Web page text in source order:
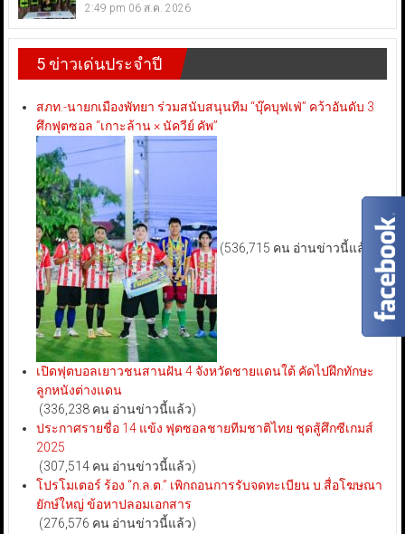
2:49 pm 06 ส.ค. 2026
5 ข่าวเด่นประจำปี
สภท.-นายกเมืองพัทยา ร่วมสนับสนุนทีม “บุ๊คบุฟเฟ่” คว้าอันดับ 3
ศึกฟุตซอล “เกาะล้าน × นัควีย์ คัพ”
(536,715 คน อ่านข่าวนี้แล้ว)
เปิดฟุตบอลเยาวชนสานฝัน 4 จังหวัดชายแดนใต้ คัดไปฝึกทักษะ
ลูกหนังต่างแดน
(336,238 คน อ่านข่าวนี้แล้ว)
ประกาศรายชื่อ 14 แข้ง ฟุตซอลชายทีมชาติไทย ชุดสู้ศึกซีเกมส์
2025
(307,514 คน อ่านข่าวนี้แล้ว)
โปรโมเตอร์ ร้อง “ก.ล.ต.” เพิกถอนการรับจดทะเบียน บ.สื่อโฆษณา
ยักษ์ใหญ่ ข้อหาปลอมเอกสาร
(276,576 คน อ่านข่าวนี้แล้ว)